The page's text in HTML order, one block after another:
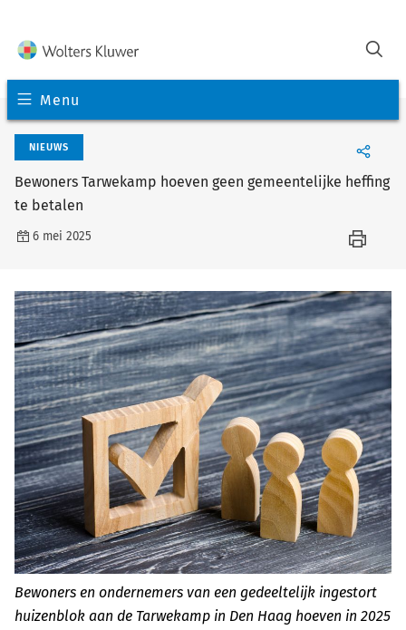
Menu
NIEUWS
Bewoners Tarwekamp hoeven geen gemeentelijke heffing
te betalen
6 mei 2025
Bewoners en ondernemers van een gedeeltelijk ingestort
huizenblok aan de Tarwekamp in Den Haag hoeven in 2025